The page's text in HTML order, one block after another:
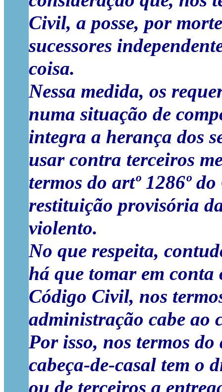
Civil, a posse, por
sucessores
coisa.
Nessa medida, os
numa situação de
integra a herança dos
usar contra terceiros
termos do artº 1286º
restituição provisória
violento.
No que respeita,
há que tomar em conta
Código Civil, nos
administração cabe ao
Por isso, nos termos
cabeça-de-casal tem o
ou de terceiros a